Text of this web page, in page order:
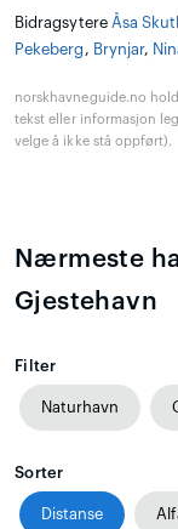
Bidragsytere Åsa
Pekeberg , Brynjar,
norskhavneguide.no
tekst eller informasjon
velge å ikke stå oppført).
Nærmeste
Gjestehavn
Filter
Naturhavn
Sorter
Distanse